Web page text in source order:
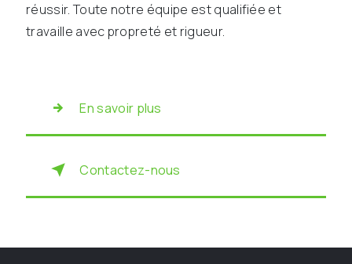
réussir. Toute notre équipe est qualifiée et
travaille avec propreté et rigueur.
En savoir plus
Contactez-nous